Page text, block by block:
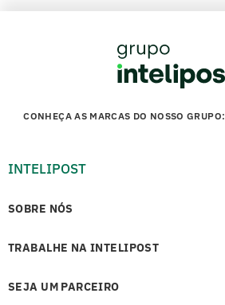
CONHEÇA AS MARCAS DO NOSSO GRUPO:
INTELIPOST
SOBRE NÓS
TRABALHE NA INTELIPOST
SEJA UM PARCEIRO